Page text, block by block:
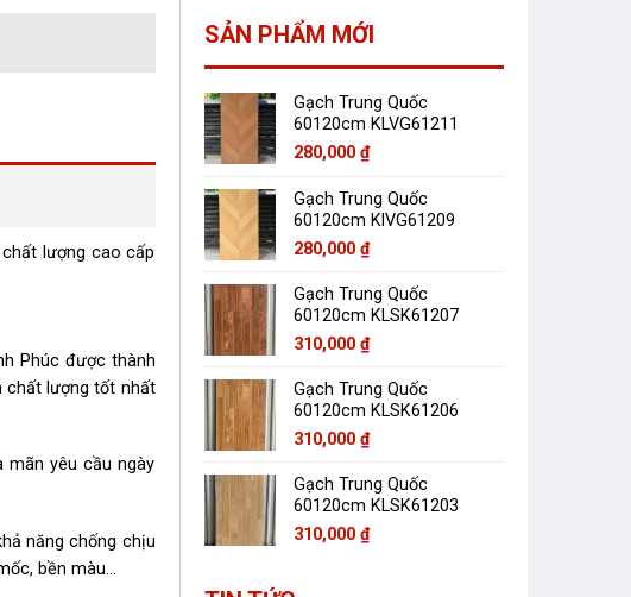
lượng cao cấp
Phúc được thành
chất lượng tốt nhất
yêu cầu ngày
năng chống chịu
bền màu…
SẢN PHẨM MỚI
Gạch Trung Quốc
60120cm KLVG61211
280,000 ₫
Gạch Trung Quốc
60120cm KlVG61209
280,000 ₫
Gạch Trung Quốc
60120cm KLSK61207
310,000 ₫
Gạch Trung Quốc
60120cm KLSK61206
310,000 ₫
Gạch Trung Quốc
60120cm KLSK61203
310,000 ₫